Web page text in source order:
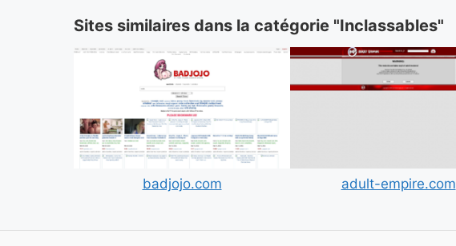
Sites similaires dans la catégorie "Inclassables"
badjojo.com adult-empire.com